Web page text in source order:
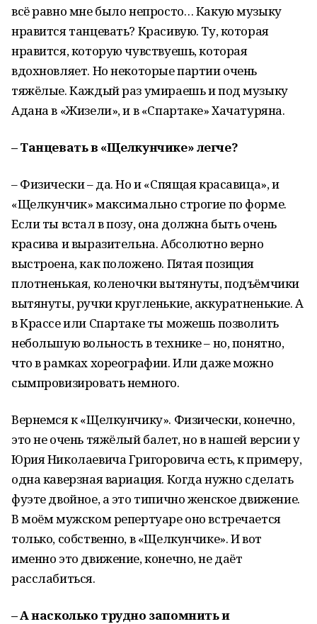
всё равно мне было непросто… Какую музыку
нравится танцевать? Красивую. Ту, которая
нравится, которую чувствуешь, которая
вдохновляет. Но некоторые партии очень
тяжёлые. Каждый раз умираешь и под музыку
Адана в «Жизели», и в «Спартаке» Хачатуряна.
– Танцевать в «Щелкунчике» легче?
– Физически – да. Но и «Спящая красавица», и
«Щелкунчик» максимально строгие по форме.
Если ты встал в позу, она должна быть очень
красива и выразительна. Абсолютно верно
выстроена, как положено. Пятая позиция
плотненькая, коленочки вытянуты, подъёмчики
вытянуты, ручки кругленькие, аккуратненькие. А
в Крассе или Спартаке ты можешь позволить
небольшую вольность в технике – но, понятно,
что в рамках хореографии. Или даже можно
сымпровизировать немного.
Вернемся к «Щелкунчику». Физически, конечно,
это не очень тяжёлый балет, но в нашей версии у
Юрия Николаевича Григоровича есть, к примеру,
одна каверзная вариация. Когда нужно сделать
фуэте двойное, а это типично женское движение.
В моём мужском репертуаре оно встречается
только, собственно, в «Щелкунчике». И вот
именно это движение, конечно, не даёт
расслабиться.
– А насколько трудно запомнить и